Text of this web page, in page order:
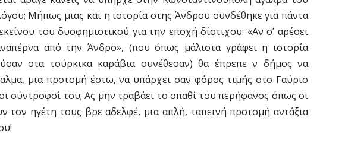
Μήπως μιας και η ιστορία στης Άνδρου συνδέθηκε για πάντα
του δυσφημιστικού για την εποχή δίστιχου: «Αν σ’ αρέσει
από την Άνδρο», (που όπως μάλιστα γράφει η ιστορία
στα τούρκικα καράβια συνέθεσαν) θα έπρεπε ν δήμος να
μια προτομή έστω, να υπάρχει σαν φόρος τιμής στο Γαύριο
σύντροφοί του; Ας μην τραβάει το σπαθί του περήφανος όπως οι
τον ηγέτη τους βρε αδελφέ, μια απλή, ταπεινή προτομή αντάξια